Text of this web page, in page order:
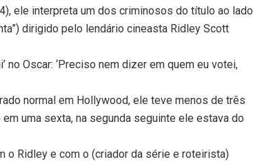
ele interpreta um dos criminosos do título ao lado
dirigido pelo lendário cineasta Ridley Scott
no Oscar: ‘Preciso nem dizer em quem eu votei,
normal em Hollywood, ele teve menos de três
uma sexta, na segunda seguinte ele estava do
o Ridley e com o (criador da série e roteirista)